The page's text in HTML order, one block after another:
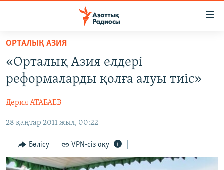
Skip
main
content
Skip
to
Navigation
Search
САЯСАТ
AZATTYQTV
ҚАҢТАР ОҚИҒАСЫ
АДАМ ҚҰҚЫҚТАРЫ
ӘЛЕУМЕТ
ӘЛЕМ
ОРТАЛЫҚ АЗИЯ
«Орталық Азия елдері
реформаларды қолға алуы тиіс»
Дерия АТАБАЕВ
28 қаңтар 2011 жыл, 00:22
Бөлісу VPN-сіз оқу